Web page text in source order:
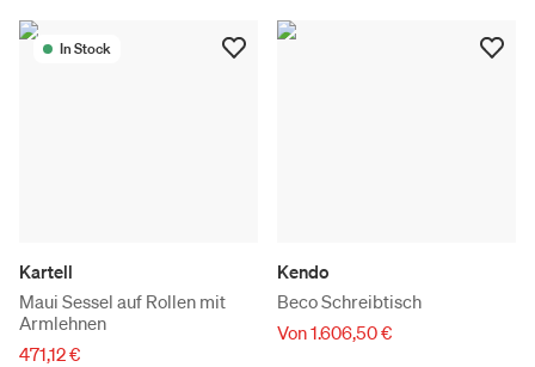
In Stock
Kartell
Maui Sessel auf Rollen mit
Armlehnen
471,12 €
Kendo
Beco Schreibtisch
Von 1.606,50 €